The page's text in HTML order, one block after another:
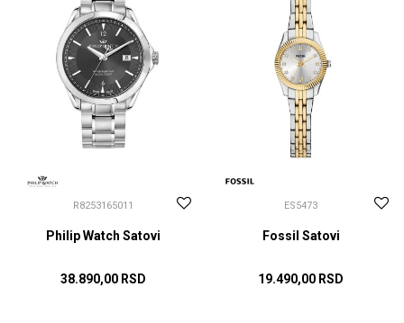
R8253165011
Philip Watch Satovi
38.890,00 RSD
ES5473
Fossil Satovi
19.490,00 RSD